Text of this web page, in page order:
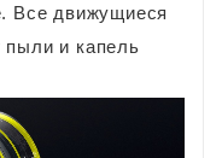
Все движущиеся
пыли и капель